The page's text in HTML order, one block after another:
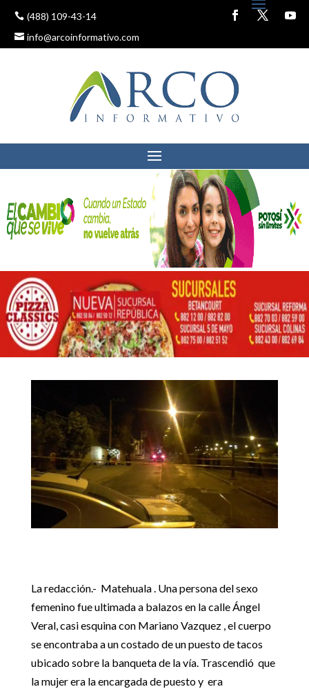
(488) 109-43-14
info@arcoinformativo.com
Dan muerte a mujer en Ángel Veral
DAN MUERTE A MUJER
EN ÁNGEL VERAL
Noticias locales
25 junio, 2017
La redacción.- Matehuala . Una persona del sexo
femenino fue ultimada a balazos en la calle Ángel
Veral, casi esquina con Mariano Vazquez , el cuerpo
se encontraba a un costado de un puesto de tacos
ubicado sobre la banqueta de la vía. Trascendió que
la mujer era la encargada de puesto y era